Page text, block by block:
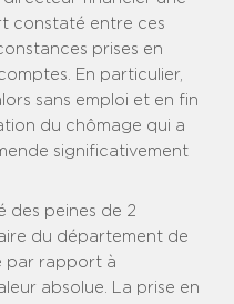
constaté entre ces
prises en
En particulier,
sans emploi et en fin
du chômage qui a
significativement
des peines de 2
du département de
par rapport à
absolue. La prise en